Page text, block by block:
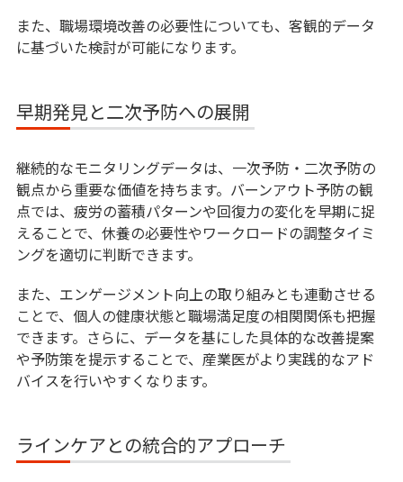
また、職場環境改善の必要性についても、客観的データ
に基づいた検討が可能になります。
早期発見と二次予防への展開
継続的なモニタリングデータは、一次予防・二次予防の
観点から重要な価値を持ちます。バーンアウト予防の観
点では、疲労の蓄積パターンや回復力の変化を早期に捉
えることで、休養の必要性やワークロードの調整タイミ
ングを適切に判断できます。
また、エンゲージメント向上の取り組みとも連動させる
ことで、個人の健康状態と職場満足度の相関関係も把握
できます。さらに、データを基にした具体的な改善提案
や予防策を提示することで、産業医がより実践的なアド
バイスを行いやすくなります。
ラインケアとの統合的アプローチ